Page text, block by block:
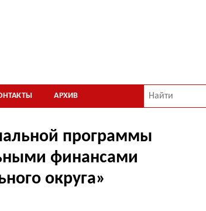
АРХИВ
программы
финансами
округа»